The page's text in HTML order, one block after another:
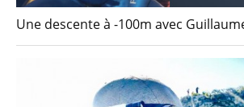
Une descente à -100m avec